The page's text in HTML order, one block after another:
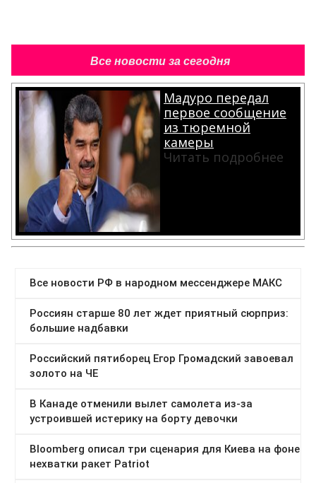
Все новости за сегодня
Мадуро передал
первое сообщение
из тюремной
камеры
Читать подробнее